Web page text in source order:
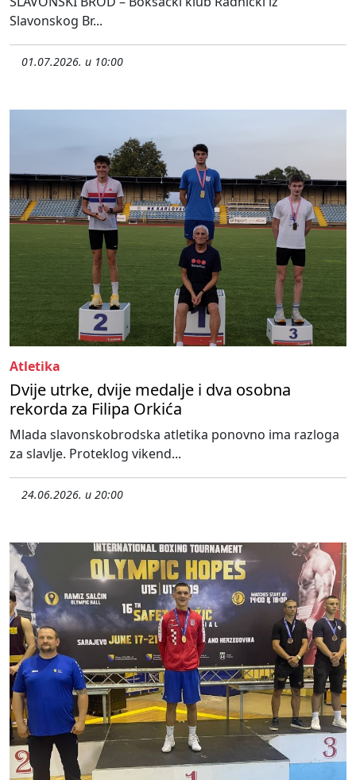
Slavonskog Br...
01.07.2026. u 10:00
Atletika
Dvije utrke, dvije medalje i dva osobna
rekorda za Filipa Orkića
Mlada slavonskobrodska atletika ponovno ima razloga
za slavlje. Proteklog vikend...
24.06.2026. u 20:00